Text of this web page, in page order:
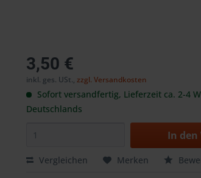
3,50 €
inkl. ges. USt.,zzgl. Versandkosten
Sofort versandfertig, Lieferzeit ca. 2-4
Deutschlands
In den
Vergleichen Merken